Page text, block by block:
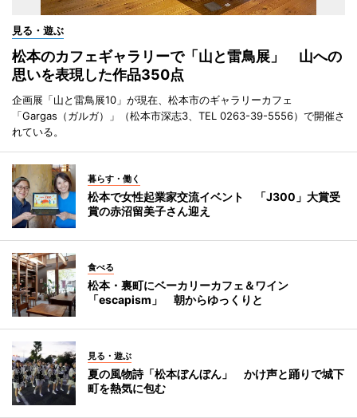
見る・遊ぶ
松本のカフェギャラリーで「山と雷鳥展」 山への
思いを表現した作品350点
企画展「山と雷鳥展10」が現在、松本市のギャラリーカフェ
「Gargas（ガルガ）」（松本市深志3、TEL 0263-39-5556）で開催さ
れている。
暮らす・働く
松本で女性起業家交流イベント 「J300」大賞受
賞の赤沼留美子さん迎え
食べる
松本・裏町にベーカリーカフェ＆ワイン
「escapism」 朝からゆっくりと
見る・遊ぶ
夏の風物詩「松本ぼんぼん」 かけ声と踊りで城下
町を熱気に包む